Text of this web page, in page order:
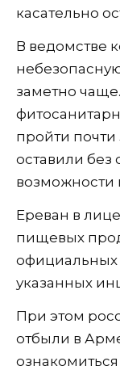
касательно
В ведомстве
заметно
пройти почти
оставили
возможности
Ереван в
пищевых
официальных
указанных
При этом
отбыли в